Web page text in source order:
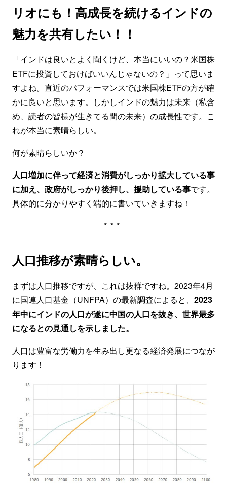
リオにも！高成長を続けるインドの
魅力を共有したい！！
「インドは良いとよく聞くけど、本当にいいの？米国株
ETFに投資しておけばいいんじゃないの？」って思いま
すよね。直近のパフォーマンスでは米国株ETFの方が確
かに良いと思います。しかしインドの魅力は未来（私含
め、読者の皆様が生きてる間の未来）の成長性です。こ
れが本当に素晴らしい。
何が素晴らしいか？
人口増加に伴って経済と消費がしっかり拡大している事
に加え、政府がしっかり後押し、援助している事です。
具体的に分かりやすく端的に書いていきますね！
***
人口推移が素晴らしい。
まずは人口推移ですが、これは抜群ですね。2023年4月
に国連人口基金（UNFPA）の最新調査によると、 2023
年中にインドの人口が遂に中国の人口を抜き、世界最多
になるとの見通しを示しました。
人口は豊富な労働力を生み出し更なる経済発展につなが
ります！